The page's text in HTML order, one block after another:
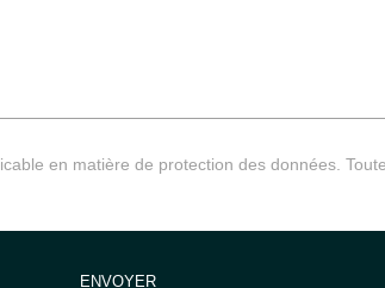
en matière de protection des données.